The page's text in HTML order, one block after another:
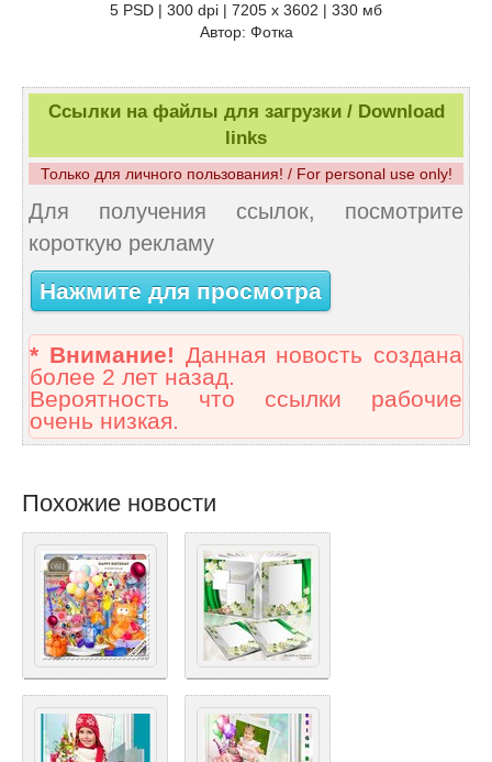
5 PSD | 300 dpi | 7205 x 3602 | 330 мб
Автор: Фотка
Ссылки на файлы для загрузки / Download
links
Только для личного пользования! / For personal use only!
Для получения ссылок, посмотрите
короткую рекламу
Нажмите для просмотра
* Внимание! Данная новость создана
более 2 лет назад.
Вероятность что ссылки рабочие
очень низкая.
Похожие новости